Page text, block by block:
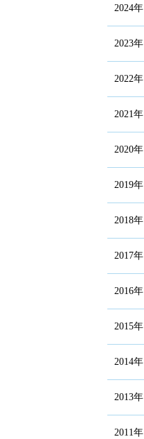
2024年
2023年
2022年
2021年
2020年
2019年
2018年
2017年
2016年
2015年
2014年
2013年
2011年